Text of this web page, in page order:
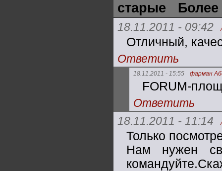
старые
18.11.2011 - 09:42
Отличный,
Ответить
18.11.2011 - 15:55 фарман
FORUM-
Ответить
18.11.2011 - 11:14
Только
Нам нужен